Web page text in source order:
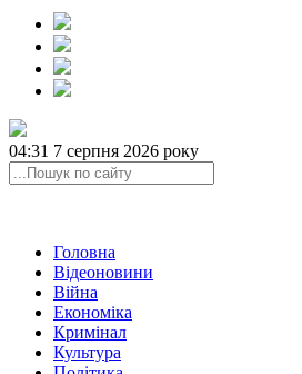
04:31 7 серпня 2026 року
Головна
Відеоновини
Війна
Економіка
Кримінал
Культура